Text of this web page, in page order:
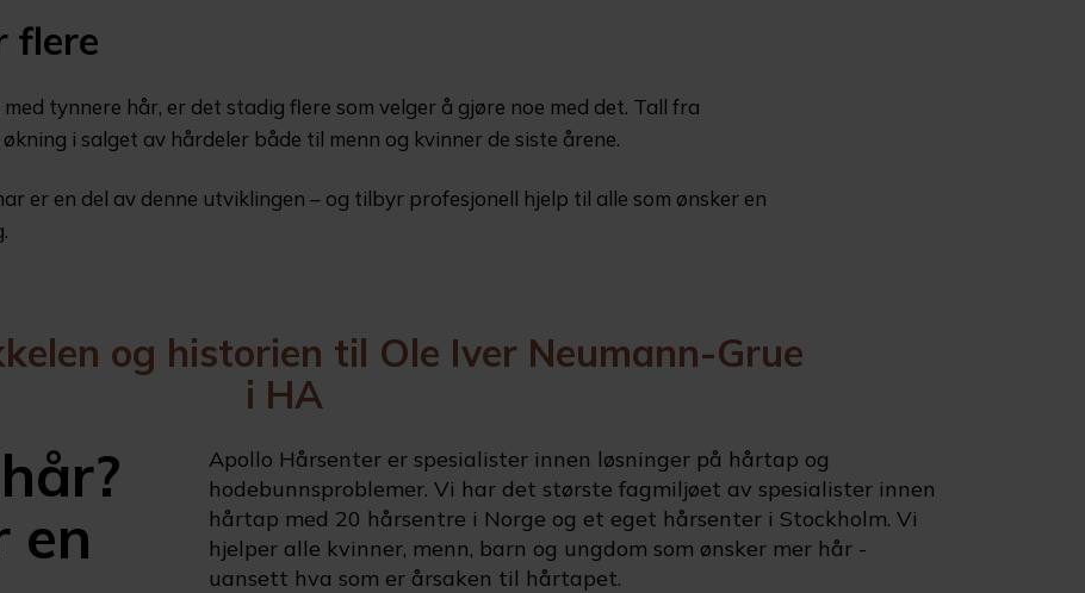
flere
tynnere hår, er det stadig flere som velger å gjøre noe med det. Tall fra
i salget av hårdeler både til menn og kvinner de siste årene.
er en del av denne utviklingen – og tilbyr profesjonell hjelp til alle som ønsker en
og historien til Ole Iver Neumann-Grue
i HA
en
Apollo Hårsenter er spesialister innen løsninger på hårtap og
hodebunnsproblemer. Vi har det største fagmiljøet av spesialister innen
hårtap med 20 hårsentre i Norge og et eget hårsenter i Stockholm. Vi
hjelper alle kvinner, menn, barn og ungdom som ønsker mer hår -
uansett hva som er årsaken til hårtapet.